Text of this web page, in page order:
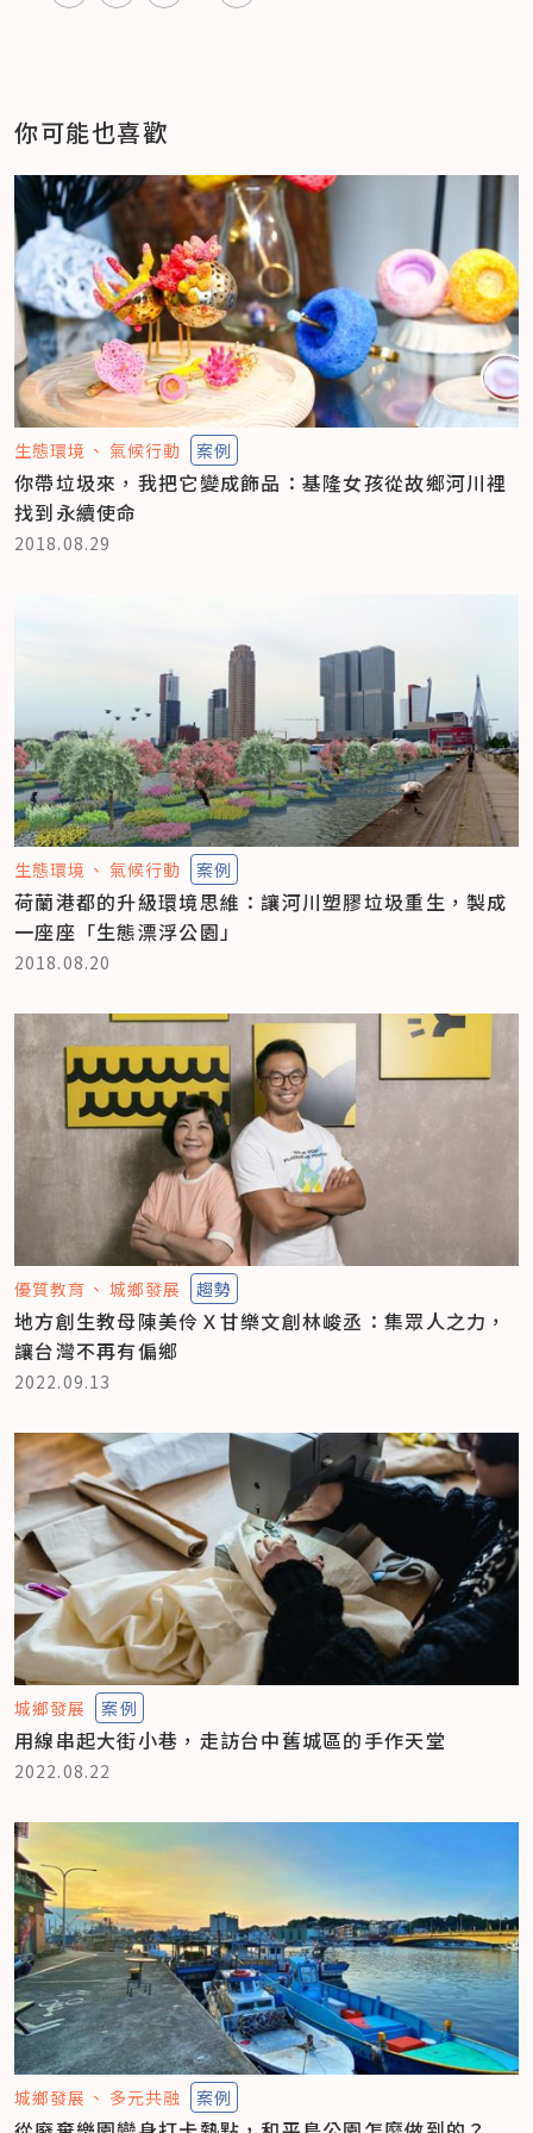
你可能也喜歡
生態環境 氣候行動 案例
你帶垃圾來，我把它變成飾品：基隆女孩從故鄉河川裡
找到永續使命
2018.08.29
生態環境 氣候行動 案例
荷蘭港都的升級環境思維：讓河川塑膠垃圾重生，製成
一座座「生態漂浮公園」
2018.08.20
優質教育 城鄉發展 趨勢
地方創生教母陳美伶Ｘ甘樂文創林峻丞：集眾人之力，
讓台灣不再有偏鄉
2022.09.13
城鄉發展 案例
用線串起大街小巷，走訪台中舊城區的手作天堂
2022.08.22
城鄉發展 多元共融 案例